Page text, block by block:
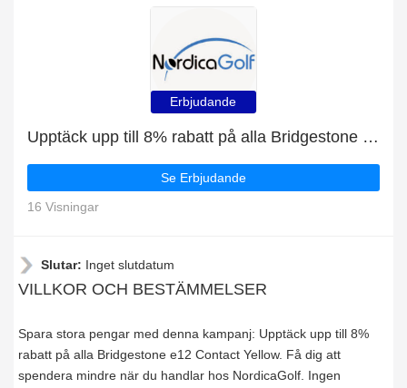
Erbjudande
Upptäck upp till 8% rabatt på alla Bridgestone e12 Contact Yellow
Se Erbjudande
16 Visningar
Slutar: Inget slutdatum
VILLKOR OCH BESTÄMMELSER
Spara stora pengar med denna kampanj: Upptäck upp till 8%
rabatt på alla Bridgestone e12 Contact Yellow. Få dig att
spendera mindre när du handlar hos NordicaGolf. Ingen